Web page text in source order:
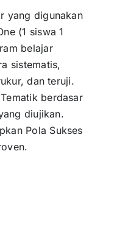
yang digunakan
(1 siswa 1
belajar
sistematis,
dan teruji.
berdasar
diujikan.
Pola Sukses